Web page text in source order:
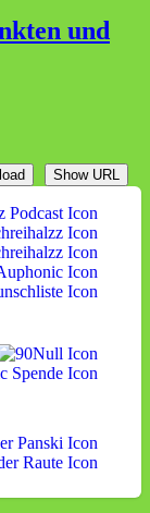
und
Show URL